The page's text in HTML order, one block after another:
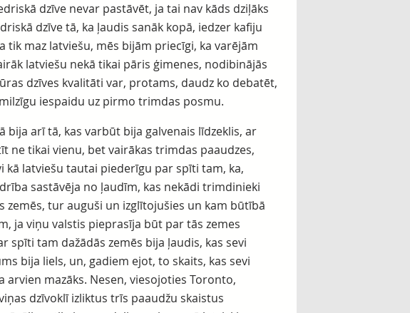
dzīve nevar pastāvēt, ja tai nav kāds dziļāks
dzīve tā, ka ļaudis sanāk kopā, iedzer kafiju
tik maz latviešu, mēs bijām priecīgi, ka varējām
latviešu nekā tikai pāris ģimenes, nodibinājās
dzīves kvalitāti var, protams, daudz ko debatēt,
iespaidu uz pirmo trimdas posmu.
bija arī tā, kas varbūt bija galvenais līdzeklis, ar
ne tikai vienu, bet vairākas trimdas paaudzes,
latviešu tautai piederīgu par spīti tam, ka,
sastāvēja no ļaudīm, kas nekādi trimdinieki
zemēs, tur auguši un izglītojušies un kam būtībā
ja viņu valstis pieprasīja būt par tās zemes
tam dažādās zemēs bija ļaudis, kas sevi
bija liels, un, gadiem ejot, to skaits, kas sevi
mazāks. Nesen, viesojoties Toronto,
dzīvoklī izliktus trīs paaudžu skaistus